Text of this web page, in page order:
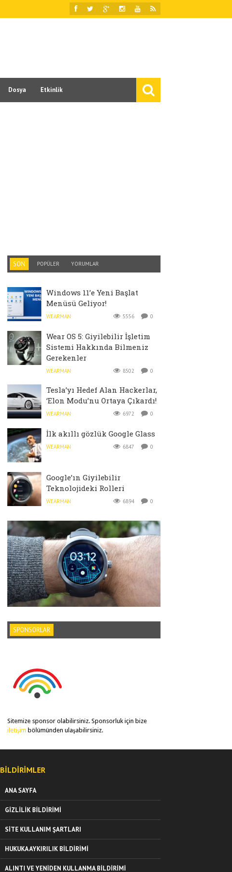
Dosya Etkinlik
SON POPÜLER YORUMLAR
Windows 11’e Yeni Başlat
Menüsü Geliyor!
WEARMAN 5556 0
Wear OS 5: Giyilebilir İşletim
Sistemi Hakkında Bilmeniz
Gerekenler
WEARMAN 8502 0
Tesla’yı Hedef Alan Hackerlar,
‘Elon Modu’nu Ortaya Çıkardı!
WEARMAN 6972 0
İlk akıllı gözlük Google Glass
WEARMAN 6847 0
Google’ın Giyilebilir
Teknolojideki Rolleri
WEARMAN 6894 0
SPONSORLAR
Sitemize sponsor olabilirsiniz. Sponsorluk için bize
iletişim bölümünden ulaşabilirsiniz.
BILDIRIMLER
ANA SAYFA
GIZLILIK BILDIRIMI
SITE KULLANIM ŞARTLARI
HUKUKA AYKIRILIK BILDIRIMI
ALINTI VE YENIDEN KULLANMA BILDIRIMI